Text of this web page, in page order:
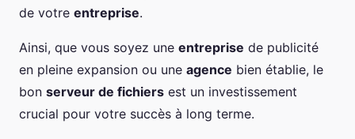
de votre entreprise.
Ainsi, que vous soyez une entreprise de publicité
en pleine expansion ou une agence bien établie, le
bon serveur de fichiers est un investissement
crucial pour votre succès à long terme.